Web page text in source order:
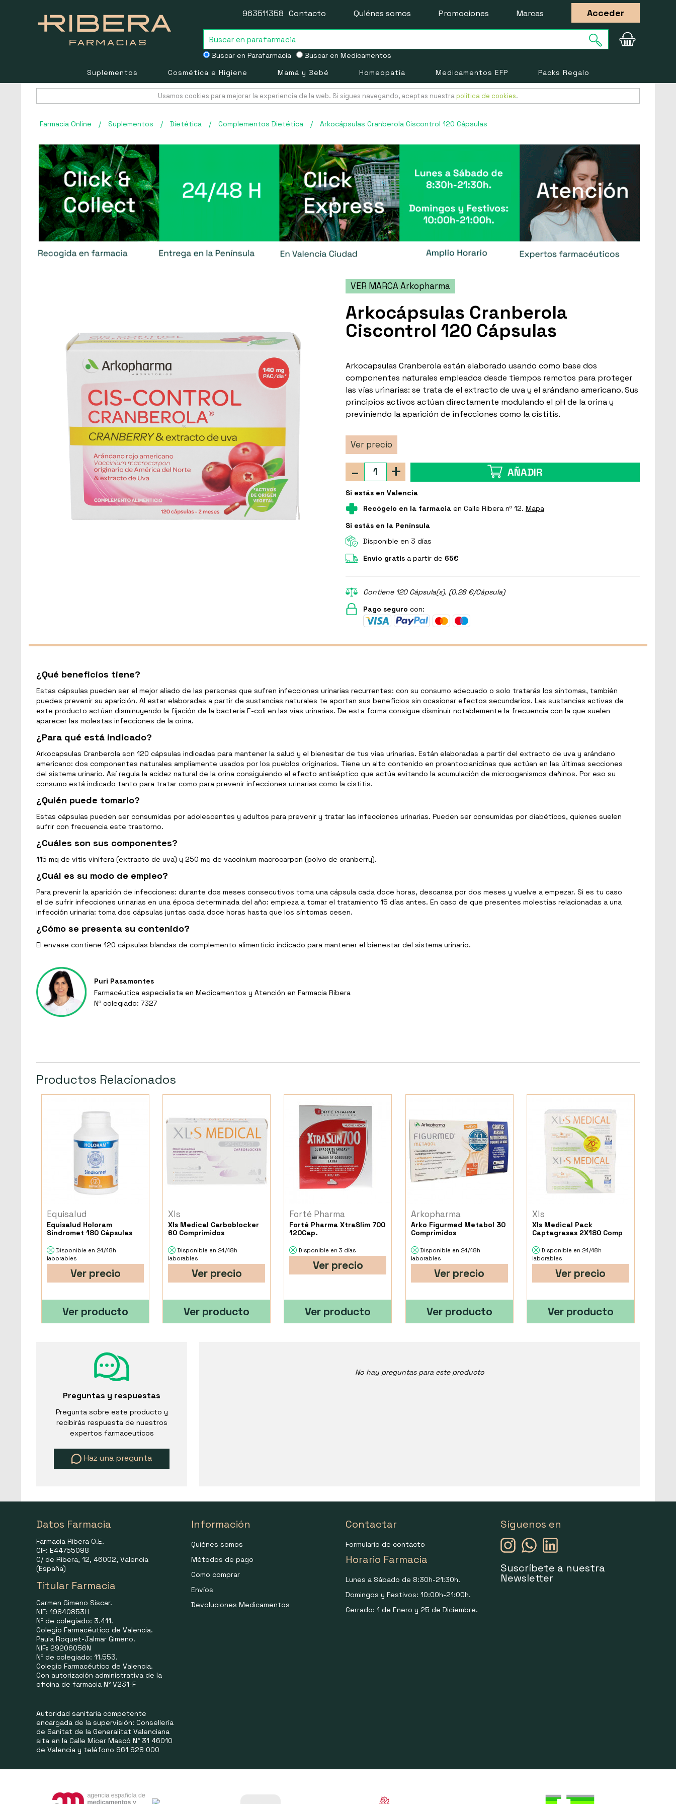
Buscar en Parafarmacia Buscar en Medicamentos
963511358 Contacto Quiénes somos Promociones Marcas Acceder
Suplementos Cosmética e Higiene Mamá y Bebé Homeopatía Medicamentos EFP Packs Regalo
Usamos cookies para mejorar la experiencia de la web. Si sigues navegando, aceptas nuestra política de cookies.
Farmacia Online / Suplementos / Dietética / Complementos Dietética / Arkocápsulas Cranberola Ciscontrol 120 Cápsulas
VER MARCA Arkopharma
Arkocápsulas Cranberola
Ciscontrol 120 Cápsulas
Arkocapsulas Cranberola están elaborado usando como base dos
componentes naturales empleados desde tiempos remotos para proteger
las vías urinarias: se trata de el extracto de uva y el arándano americano. Sus
principios activos actúan directamente modulando el pH de la orina y
previniendo la aparición de infecciones como la cistitis.
Ver precio
+
- AÑADIR
Si estás en Valencia
Recógelo en la farmacia en Calle Ribera nº 12. Mapa
Si estás en la Península
Disponible en 3 días
Envío gratis a partir de 65€
Contiene 120 Cápsula(s). (0.28 €/Cápsula)
Pago seguro con:
¿Qué beneficios tiene?
Estas cápsulas pueden ser el mejor aliado de las personas que sufren infecciones urinarias recurrentes: con su consumo adecuado o solo tratarás los síntomas, también
puedes prevenir su aparición. Al estar elaboradas a partir de sustancias naturales te aportan sus beneficios sin ocasionar efectos secundarios. Las sustancias activas de
este producto actúan disminuyendo la fijación de la bacteria E-coli en las vías urinarias. De esta forma consigue disminuir notablemente la frecuencia con la que suelen
aparecer las molestas infecciones de la orina.
¿Para qué está indicado?
Arkocapsulas Cranberola son 120 cápsulas indicadas para mantener la salud y el bienestar de tus vías urinarias. Están elaboradas a partir del extracto de uva y arándano
americano: dos componentes naturales ampliamente usados por los pueblos originarios. Tiene un alto contenido en proantocianidinas que actúan en las últimas secciones
del sistema urinario. Así regula la acidez natural de la orina consiguiendo el efecto antiséptico que actúa evitando la acumulación de microoganismos dañinos. Por eso su
consumo está indicado tanto para tratar como para prevenir infecciones urinarias como la cistitis.
¿Quién puede tomarlo?
Estas cápsulas pueden ser consumidas por adolescentes y adultos para prevenir y tratar las infecciones urinarias. Pueden ser consumidas por diabéticos, quienes suelen
sufrir con frecuencia este trastorno.
¿Cuáles son sus componentes?
115 mg de vitis vinífera (extracto de uva) y 250 mg de vaccinium macrocarpon (polvo de cranberry).
¿Cuál es su modo de empleo?
Para prevenir la aparición de infecciones: durante dos meses consecutivos toma una cápsula cada doce horas, descansa por dos meses y vuelve a empezar. Si es tu caso
el de sufrir infecciones urinarias en una época determinada del año: empieza a tomar el tratamiento 15 días antes. En caso de que presentes molestias relacionadas a una
infección urinaria: toma dos cápsulas juntas cada doce horas hasta que los síntomas cesen.
¿Cómo se presenta su contenido?
El envase contiene 120 cápsulas blandas de complemento alimenticio indicado para mantener el bienestar del sistema urinario.
Puri Pasamontes
Farmacéutica especialista en Medicamentos y Atención en Farmacia Ribera
Nº colegiado: 7327
Productos Relacionados
Equisalud
Equisalud Holoram
Sindromet 180 Cápsulas
Disponible en 24/48h
laborables
Ver precio
Ver producto
Xls
Xls Medical Carboblocker
60 Comprimidos
Disponible en 24/48h
laborables
Ver precio
Ver producto
Forté Pharma
Forté Pharma XtraSlim 700
120Cap.
Disponible en 3 días
Ver precio
Ver producto
Arkopharma
Arko Figurmed Metabol 30
Comprimidos
Disponible en 24/48h
laborables
Ver precio
Ver producto
Xls
Xls Medical Pack
Captagrasas 2X180 Comp
Disponible en 24/48h
laborables
Ver precio
Ver producto
Preguntas y respuestas
Pregunta sobre este producto y
recibirás respuesta de nuestros
expertos farmaceuticos
Haz una pregunta
No hay preguntas para este producto
Datos Farmacia
Farmacia Ribera O.E.
CIF: E44755098
C/ de Ribera, 12, 46002, Valencia
(España)
Titular Farmacia
Carmen Gimeno Siscar.
NIF: 19840853H
Nº de colegiado: 3.411.
Colegio Farmacéutico de Valencia.
Paula Roquet-Jalmar Gimeno.
NIF: 29206056N
Nº de colegiado: 11.553.
Colegio Farmacéutico de Valencia.
Con autorización administrativa de la
oficina de farmacia N° V231-F
Autoridad sanitaria competente
encargada de la supervisión: Consellería
de Sanitat de la Generalitat Valenciana
sita en la Calle Micer Mascó N° 31 46010
de Valencia y teléfono 961 928 000
Información
Quiénes somos
Métodos de pago
Como comprar
Envíos
Devoluciones Medicamentos
Contactar
Formulario de contacto
Horario Farmacia
Lunes a Sábado de 8:30h-21:30h.
Domingos y Festivos: 10:00h-21:00h.
Cerrado: 1 de Enero y 25 de Diciembre.
Síguenos en
Suscríbete a nuestra
Newsletter